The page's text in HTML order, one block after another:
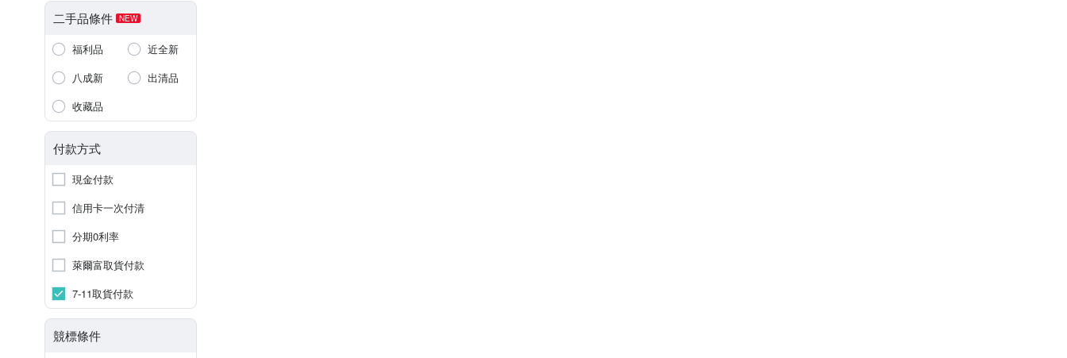
二手品條件 NEW
福利品
近全新
八成新
出清品
收藏品
付款方式
現金付款
信用卡一次付清
分期0利率
萊爾富取貨付款
7-11取貨付款
競標條件